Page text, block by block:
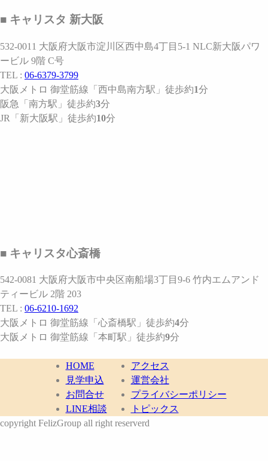
■ キャリスタ 新大阪
532-0011 大阪府大阪市淀川区西中島4丁目5-1 NLC新大阪パワ
ービル 9階 C号
TEL : 06-6379-3799
大阪メトロ 御堂筋線 「西中島南方駅」 徒歩約1分
阪急
「南方駅」 徒歩約3分
JR
「新大阪駅」 徒歩約10分
■ キャリスタ心斎橋
542-0081 大阪府大阪市中央区南船場3丁目9-6 竹内エムアンド
ティービル 2階 203
TEL : 06-6210-1692
大阪メトロ 御堂筋線 「心斎橋駅」 徒歩約4分
大阪メトロ 御堂筋線 「本町駅」 徒歩約9分
HOME
見学申込
お問合せ
LINE相談
アクセス
運営会社
プライバシーポリシー
トピックス
copyright FelizGroup all right reserverd